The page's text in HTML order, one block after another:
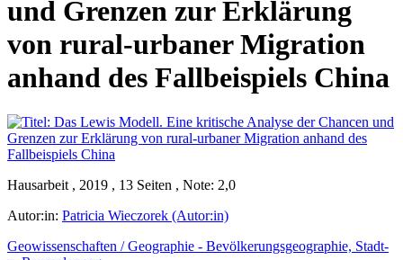
und Grenzen zur Erklärung
von rural-urbaner Migration
anhand des Fallbeispiels China
Hausarbeit , 2019 , 13 Seiten , Note: 2,0
Autor:in: Patricia Wieczorek (Autor:in)
Geowissenschaften / Geographie - Bevölkerungsgeographie, Stadt-